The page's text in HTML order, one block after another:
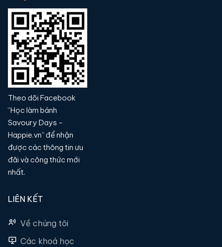
Theo dõi Facebook
“Học làm bánh
Savoury Days -
Happie.vn” để nhận
được các thông tin ưu
đãi và công thức mới
nhất.
LIÊN KẾT
Về chúng tôi
Các khoá học